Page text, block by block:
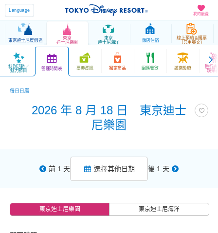
我的最愛
Language
東京迪士尼度假區
東京
迪士尼樂園
東京
迪士尼海洋
飯店住宿
線上預約＆購票
（只用英文）
特別活動／
魅力節目 營運時間表 票券資訊 獨家商品 園區餐飲 遊樂設施 遊行表
娛樂
每日日曆
2026 年 8 月 18 日 東京迪士
尼樂園
前 1 天 選擇其他日期 後 1 天
東京迪士尼樂園 東京迪士尼海洋